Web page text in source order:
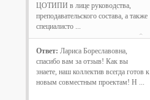
ЦОТИПИ в лице руководства,
преподавательского состава, а также
специалисто ...
Ответ: Лариса Бореславовна,
спасибо вам за отзыв! Как вы
знаете, наш коллектив всегда готов к
новым совместным проектам! Н ...